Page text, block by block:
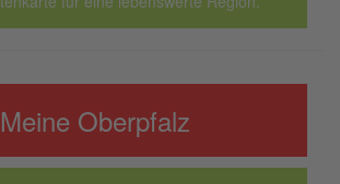
Meine Oberpfalz